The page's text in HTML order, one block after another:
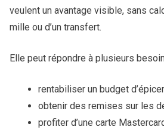
veulent un avantage visible, sans
mille ou d’un transfert.
Elle peut répondre à plusieurs
rentabiliser un budget
obtenir des remises sur les
profiter d’une carte